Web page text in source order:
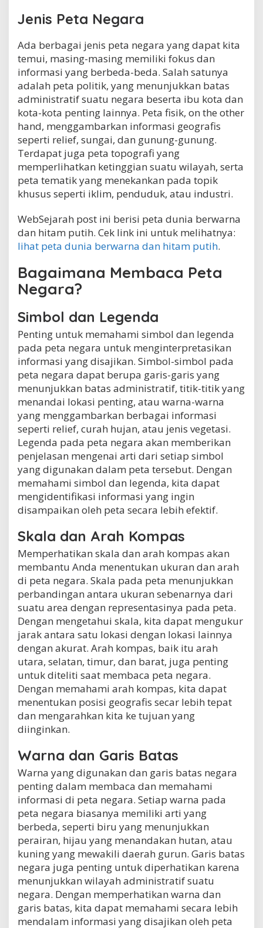
Jenis Peta Negara
Ada berbagai jenis peta negara yang dapat kita
temui, masing-masing memiliki fokus dan
informasi yang berbeda-beda. Salah satunya
adalah peta politik, yang menunjukkan batas
administratif suatu negara beserta ibu kota dan
kota-kota penting lainnya. Peta fisik, on the other
hand, menggambarkan informasi geografis
seperti relief, sungai, dan gunung-gunung.
Terdapat juga peta topografi yang
memperlihatkan ketinggian suatu wilayah, serta
peta tematik yang menekankan pada topik
khusus seperti iklim, penduduk, atau industri.
WebSejarah post ini berisi peta dunia berwarna
dan hitam putih. Cek link ini untuk melihatnya:
lihat peta dunia berwarna dan hitam putih.
Bagaimana Membaca Peta
Negara?
Simbol dan Legenda
Penting untuk memahami simbol dan legenda
pada peta negara untuk menginterpretasikan
informasi yang disajikan. Simbol-simbol pada
peta negara dapat berupa garis-garis yang
menunjukkan batas administratif, titik-titik yang
menandai lokasi penting, atau warna-warna
yang menggambarkan berbagai informasi
seperti relief, curah hujan, atau jenis vegetasi.
Legenda pada peta negara akan memberikan
penjelasan mengenai arti dari setiap simbol
yang digunakan dalam peta tersebut. Dengan
memahami simbol dan legenda, kita dapat
mengidentifikasi informasi yang ingin
disampaikan oleh peta secara lebih efektif.
Skala dan Arah Kompas
Memperhatikan skala dan arah kompas akan
membantu Anda menentukan ukuran dan arah
di peta negara. Skala pada peta menunjukkan
perbandingan antara ukuran sebenarnya dari
suatu area dengan representasinya pada peta.
Dengan mengetahui skala, kita dapat mengukur
jarak antara satu lokasi dengan lokasi lainnya
dengan akurat. Arah kompas, baik itu arah
utara, selatan, timur, dan barat, juga penting
untuk diteliti saat membaca peta negara.
Dengan memahami arah kompas, kita dapat
menentukan posisi geografis secar lebih tepat
dan mengarahkan kita ke tujuan yang
diinginkan.
Warna dan Garis Batas
Warna yang digunakan dan garis batas negara
penting dalam membaca dan memahami
informasi di peta negara. Setiap warna pada
peta negara biasanya memiliki arti yang
berbeda, seperti biru yang menunjukkan
perairan, hijau yang menandakan hutan, atau
kuning yang mewakili daerah gurun. Garis batas
negara juga penting untuk diperhatikan karena
menunjukkan wilayah administratif suatu
negara. Dengan memperhatikan warna dan
garis batas, kita dapat memahami secara lebih
mendalam informasi yang disajikan oleh peta